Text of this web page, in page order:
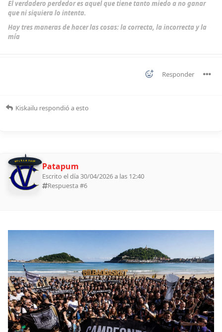
El verdadero perdedor es aquel que tiene tanto miedo a no ganar
que ni siquiera lo intenta.
Hay tres maneras de hacer las cosas: la correcta, la incorrecta y la
mía
Responder
Kiskailu respondió a esto
BOLILLA 2026 Patapum
Escrito el día 30/04/2026 a las 12:40
Respuesta #6